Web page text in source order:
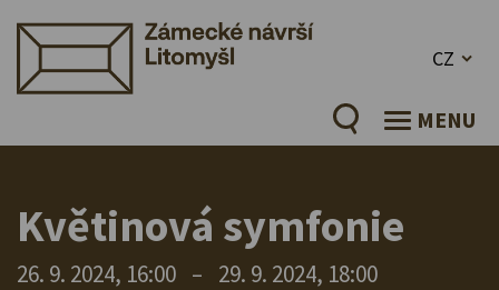
CZ
MENU
Květinová symfonie
26. 9. 2024, 16:00 – 29. 9. 2024, 18:00